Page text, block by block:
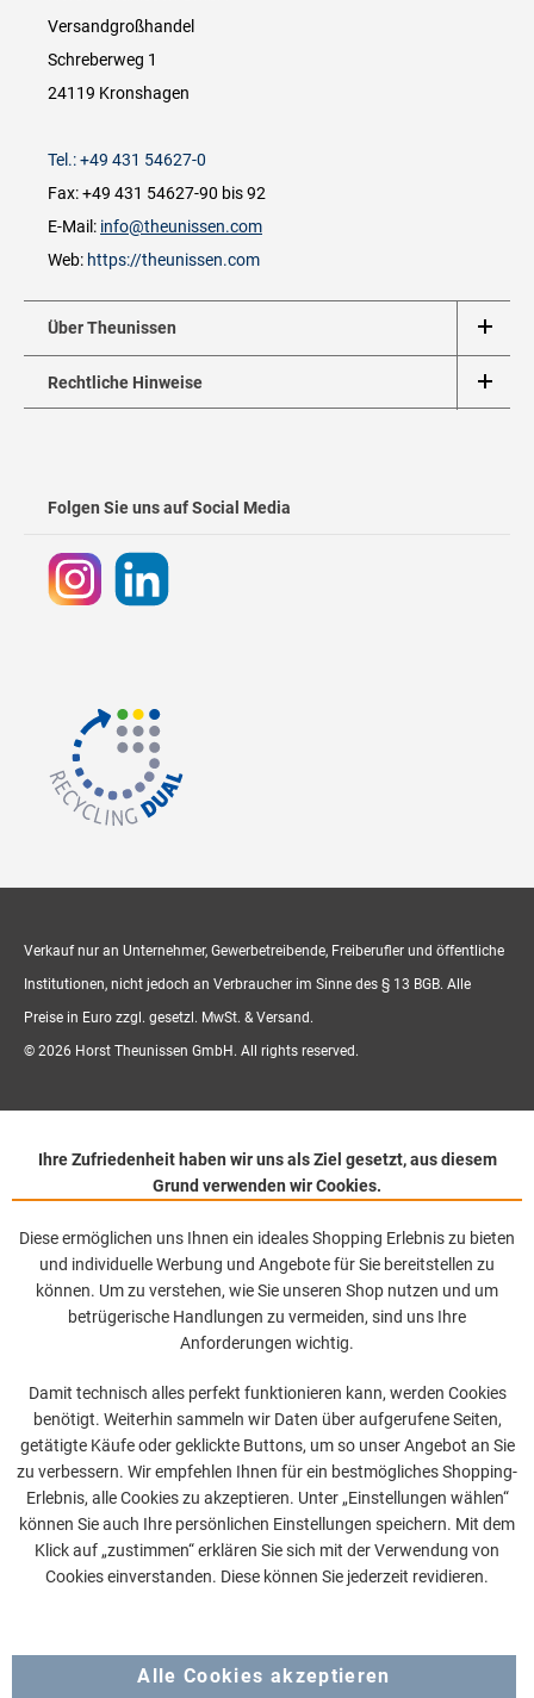
Versandgroßhandel
Schreberweg 1
24119 Kronshagen
Tel.: +49 431 54627-0
Fax: +49 431 54627-90 bis 92
E-Mail: info@theunissen.com
Web: https://theunissen.com
Über Theunissen
Rechtliche Hinweise
Folgen Sie uns auf Social Media
Verkauf nur an Unternehmer, Gewerbetreibende, Freiberufler und öffentliche
Institutionen, nicht jedoch an Verbraucher im Sinne des § 13 BGB. Alle
Preise in Euro zzgl. gesetzl. MwSt. & Versand.
© 2026 Horst Theunissen GmbH. All rights reserved.
Ihre Zufriedenheit haben wir uns als Ziel gesetzt, aus diesem
Grund verwenden wir Cookies.
Diese ermöglichen uns Ihnen ein ideales Shopping Erlebnis zu bieten
und individuelle Werbung und Angebote für Sie bereitstellen zu
können. Um zu verstehen, wie Sie unseren Shop nutzen und um
betrügerische Handlungen zu vermeiden, sind uns Ihre
Anforderungen wichtig.
Damit technisch alles perfekt funktionieren kann, werden Cookies
benötigt. Weiterhin sammeln wir Daten über aufgerufene Seiten,
getätigte Käufe oder geklickte Buttons, um so unser Angebot an Sie
zu verbessern. Wir empfehlen Ihnen für ein bestmögliches Shopping-
Erlebnis, alle Cookies zu akzeptieren. Unter „Einstellungen wählen“
können Sie auch Ihre persönlichen Einstellungen speichern. Mit dem
Klick auf „zustimmen“ erklären Sie sich mit der Verwendung von
Cookies einverstanden. Diese können Sie jederzeit revidieren.
Alle Cookies akzeptieren